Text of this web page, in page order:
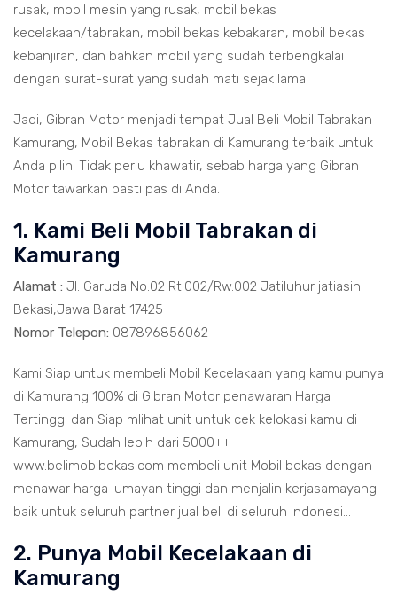
rusak, mobil mesin yang rusak, mobil bekas
kecelakaan/tabrakan, mobil bekas kebakaran, mobil bekas
kebanjiran, dan bahkan mobil yang sudah terbengkalai
dengan surat-surat yang sudah mati sejak lama.
Jadi, Gibran Motor menjadi tempat Jual Beli Mobil Tabrakan
Kamurang, Mobil Bekas tabrakan di Kamurang terbaik untuk
Anda pilih. Tidak perlu khawatir, sebab harga yang Gibran
Motor tawarkan pasti pas di Anda.
1. Kami Beli Mobil Tabrakan di
Kamurang
Alamat : Jl. Garuda No.02 Rt.002/Rw.002 Jatiluhur jatiasih
Bekasi,Jawa Barat 17425
Nomor Telepon: 087896856062
Kami Siap untuk membeli Mobil Kecelakaan yang kamu punya
di Kamurang 100% di Gibran Motor penawaran Harga
Tertinggi dan Siap mlihat unit untuk cek kelokasi kamu di
Kamurang, Sudah lebih dari 5000++
www.belimobibekas.com membeli unit Mobil bekas dengan
menawar harga lumayan tinggi dan menjalin kerjasamayang
baik untuk seluruh partner jual beli di seluruh indonesi...
2. Punya Mobil Kecelakaan di
Kamurang